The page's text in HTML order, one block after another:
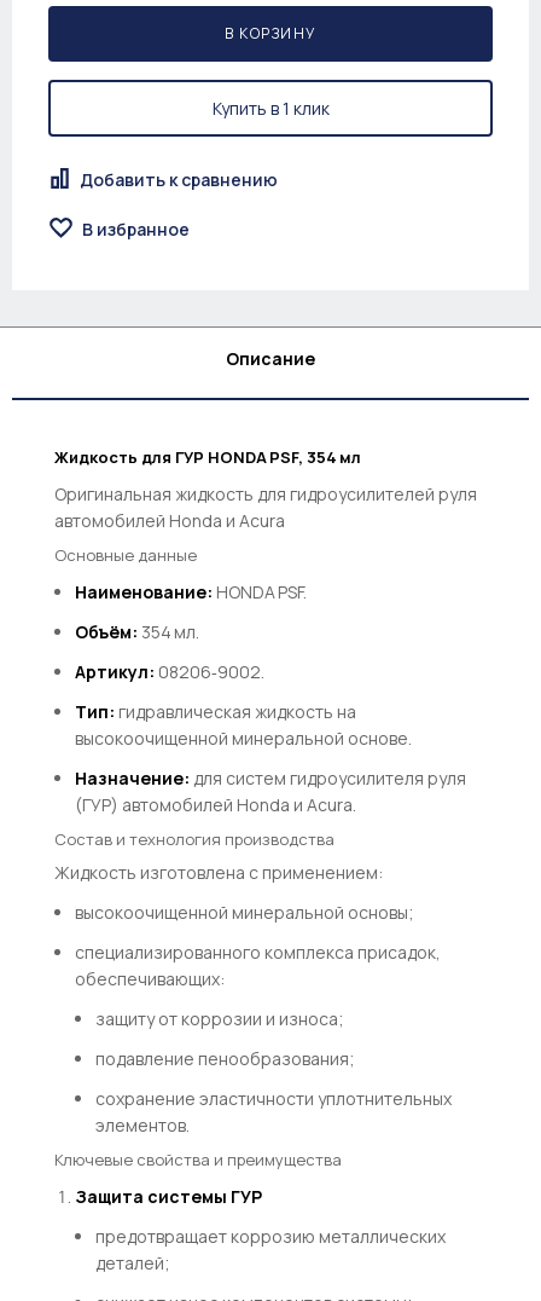
В КОРЗИНУ
Купить в 1 клик
Добавить к сравнению
В избранное
Описание
Жидкость для ГУР HONDA PSF, 354 мл
Оригинальная жидкость для гидроусилителей руля
автомобилей Honda и Acura
Основные данные
Наименование: HONDA PSF.
Объём: 354 мл.
Артикул: 08206‑9002.
Тип: гидравлическая жидкость на
высокоочищенной минеральной основе.
Назначение: для систем гидроусилителя руля
(ГУР) автомобилей Honda и Acura.
Состав и технология производства
Жидкость изготовлена с применением:
высокоочищенной минеральной основы;
специализированного комплекса присадок,
обеспечивающих:
защиту от коррозии и износа;
подавление пенообразования;
сохранение эластичности уплотнительных
элементов.
Ключевые свойства и преимущества
Защита системы ГУР
предотвращает коррозию металлических
деталей;